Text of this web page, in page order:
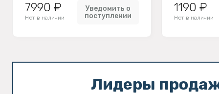
7990 ₽
Нет в наличии
Уведомить о
поступлении
1190 ₽
Нет в наличии
Лидеры